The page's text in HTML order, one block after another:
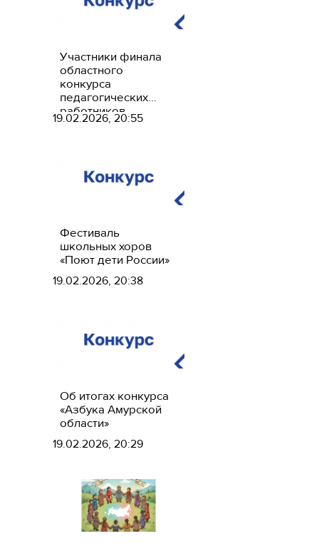
Участники финала
областного
конкурса
педагогических
работников
«Комплексное
образовании» –
19.02.2026, 20:55
Фестиваль
школьных хоров
«Поют дети России»
19.02.2026, 20:38
Об итогах конкурса
«Азбука Амурской
области»
19.02.2026, 20:29